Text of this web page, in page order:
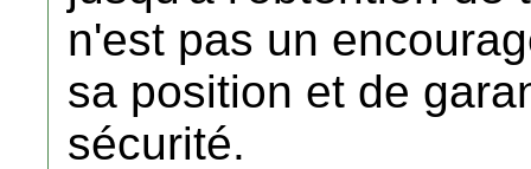
n'est pas un
sa position et de
sécurité.